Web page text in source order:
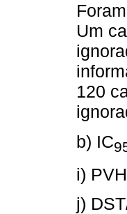
Um
120
b) IC
i)
j)